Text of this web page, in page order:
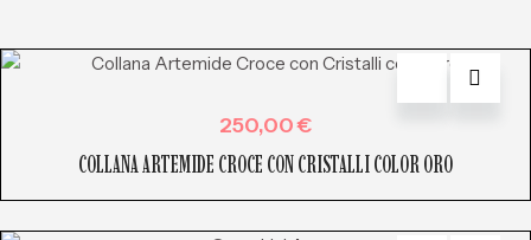
250,00€
COLLANA ARTEMIDE CROCE CON CRISTALLI COLOR ORO